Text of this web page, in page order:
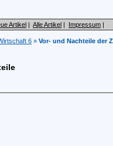
Artikel | Alle Artikel | Impressum |
6 » Vor- und Nachteile der